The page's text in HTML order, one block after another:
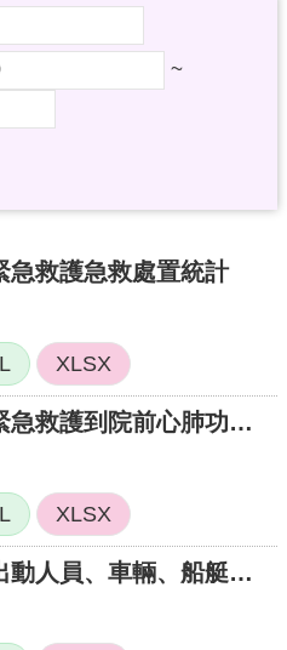
~
急救護急救處置統計
XLSX
112年8月雲林縣消防緊急救護到院前心肺功能停止傷病患統計
XLSX
112年8月雲林縣火災出動人員、車輛、船艇、直升機統計